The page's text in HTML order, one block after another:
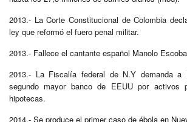
2013.- La Corte Constitucional de Colombia
ley que reformó el fuero penal militar.
2013.- Fallece el cantante español Manolo
2013.- La Fiscalía federal de N.Y demanda
segundo mayor banco de EEUU por activos
hipotecas.
2014.- Se produce el primer caso de ébola en